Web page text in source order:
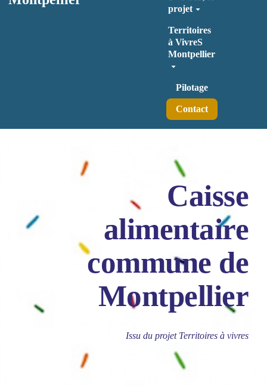
projet
Territoires
à VivreS
Montpellier
Pilotage
Contact
Caisse
alimentaire
commune de
Montpellier
Issu du projet Territoires à vivres